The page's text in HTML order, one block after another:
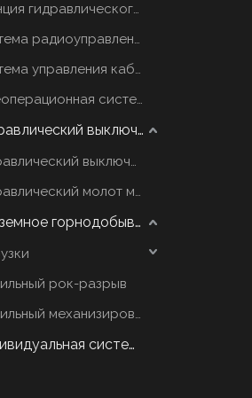
Станция гидравлического масла
Система радиоуправления
Система управления кабиной
Телеоперационная система
Гидравлический выключатель молот
Гидравлический выключатель марки YZH
Гидравлический молот марки Rammer
Подземное горнодобывающее оборудование
рок-разрыв
Мобильный механизированный Scaler
Индивидуальная система стрел